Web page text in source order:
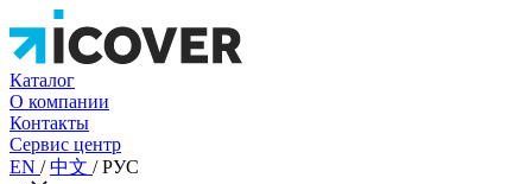
Каталог
О компании
Контакты
Сервис центр
EN /中文 /РУС